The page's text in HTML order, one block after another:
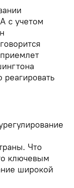
с учетом
реагировать
Что
ключевым
широкой